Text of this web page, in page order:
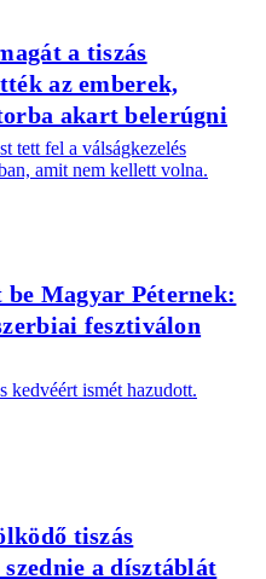
a tiszás
az emberek,
akart belerúgni
tett fel a válságkezelés
amit nem kellett volna.
Magyar Péternek:
fesztiválon
kedvéért ismét hazudott.
tiszás
a dísztáblát